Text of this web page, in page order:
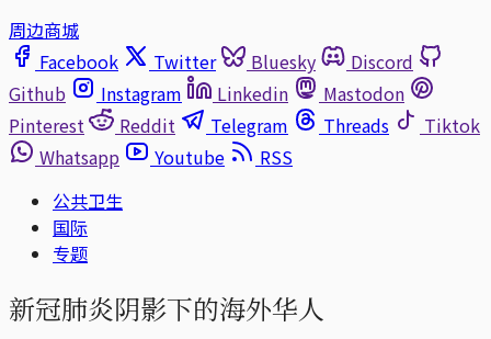
周边商城
Facebook
Twitter Bluesky
Discord
Github
Instagram Linkedin
Mastodon
Pinterest
Reddit Telegram Threads
Tiktok
Whatsapp
Youtube
RSS
公共卫生
国际
专题
新冠肺炎阴影下的海外华人